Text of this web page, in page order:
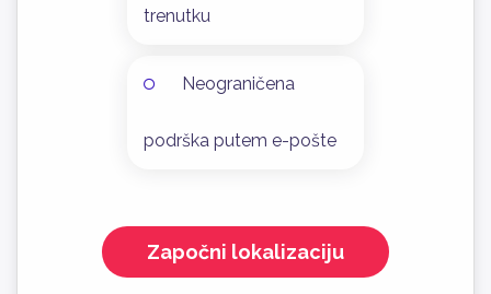
trenutku
Neograničena
podrška putem e-pošte
Započni lokalizaciju